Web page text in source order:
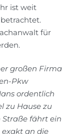
ist weit
für
großen Firma
Pkw
ordentlich
zu Hause zu
Straße fährt ein
exakt an die